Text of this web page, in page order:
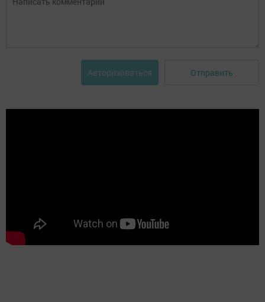
Авторизоваться Отправить